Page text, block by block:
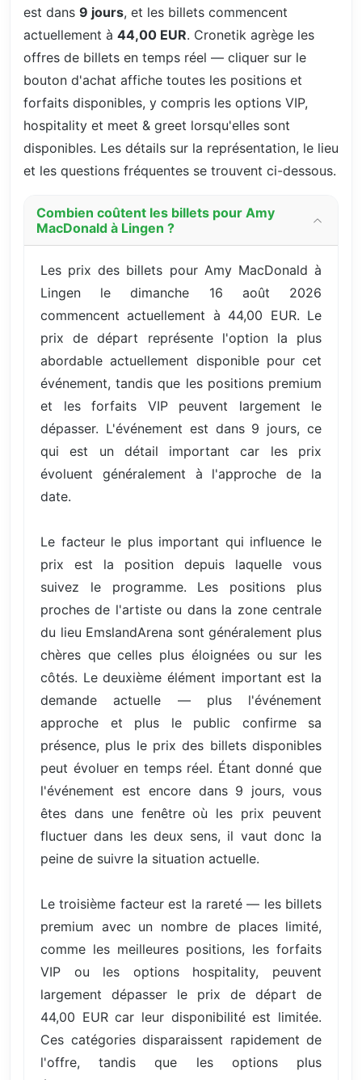
est dans 9 jours, et les billets commencent
actuellement à 44,00 EUR. Cronetik agrège les
offres de billets en temps réel — cliquer sur le
bouton d'achat affiche toutes les positions et
forfaits disponibles, y compris les options VIP,
hospitality et meet & greet lorsqu'elles sont
disponibles. Les détails sur la représentation, le lieu
et les questions fréquentes se trouvent ci-dessous.
Combien coûtent les billets pour Amy
MacDonald à Lingen ?
Les prix des billets pour Amy MacDonald à
Lingen le dimanche 16 août 2026
commencent actuellement à 44,00 EUR. Le
prix de départ représente l'option la plus
abordable actuellement disponible pour cet
événement, tandis que les positions premium
et les forfaits VIP peuvent largement le
dépasser. L'événement est dans 9 jours, ce
qui est un détail important car les prix
évoluent généralement à l'approche de la
date.
Le facteur le plus important qui influence le
prix est la position depuis laquelle vous
suivez le programme. Les positions plus
proches de l'artiste ou dans la zone centrale
du lieu EmslandArena sont généralement plus
chères que celles plus éloignées ou sur les
côtés. Le deuxième élément important est la
demande actuelle — plus l'événement
approche et plus le public confirme sa
présence, plus le prix des billets disponibles
peut évoluer en temps réel. Étant donné que
l'événement est encore dans 9 jours, vous
êtes dans une fenêtre où les prix peuvent
fluctuer dans les deux sens, il vaut donc la
peine de suivre la situation actuelle.
Le troisième facteur est la rareté — les billets
premium avec un nombre de places limité,
comme les meilleures positions, les forfaits
VIP ou les options hospitality, peuvent
largement dépasser le prix de départ de
44,00 EUR car leur disponibilité est limitée.
Ces catégories disparaissent rapidement de
l'offre, tandis que les options plus